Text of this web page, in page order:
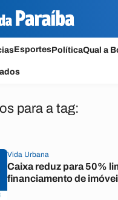
EsportesPolíticaQual a
para a tag:
Vida Urbana
Caixa reduz para 50%
financiamento de